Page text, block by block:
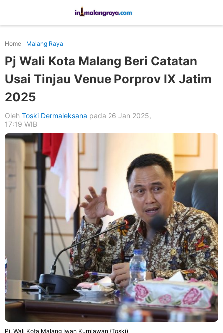
Home Malang Raya
Pj Wali Kota Malang Beri Catatan
Usai Tinjau Venue Porprov IX Jatim
2025
Oleh Toski Dermaleksana pada 26 Jan 2025,
17:19 WIB
Pj. Wali Kota Malang Iwan Kurniawan (Toski)